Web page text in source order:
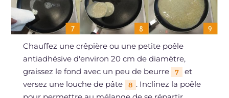
Chauffez une crêpière ou une petite poêle
antiadhésive d'environ 20 cm de diamètre,
graissez le fond avec un peu de beurre
7
et
versez une louche de pâte
8 . Inclinez la poêle